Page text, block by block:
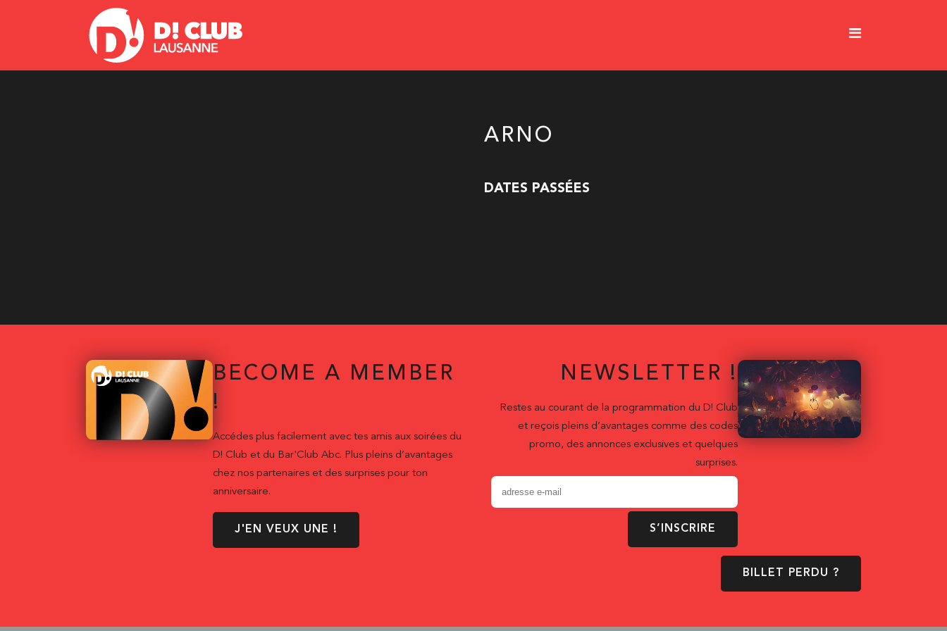
ARNO
DATES PASSÉES
BECOME A MEMBER
!
Accédes plus facilement avec tes amis aux soirées du
D! Club et du Bar'Club Abc. Plus pleins d’avantages
chez nos partenaires et des surprises pour ton
anniversaire.
J'EN VEUX UNE !
NEWSLETTER !
Restes au courant de la programmation du D! Club
et reçois pleins d’avantages comme des codes
promo, des annonces exclusives et quelques
surprises.
S’INSCRIRE
BILLET PERDU ?